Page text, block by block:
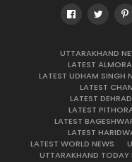
UTTARAKHAND
LATEST
LATEST UDHAM SINGH
LATEST
LATEST
LATEST
LATEST
LATEST
LATEST WORLD NEWS
UTTARAKHAND TODAY